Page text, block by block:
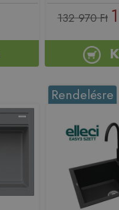
132 970 Ft
Rendelésre